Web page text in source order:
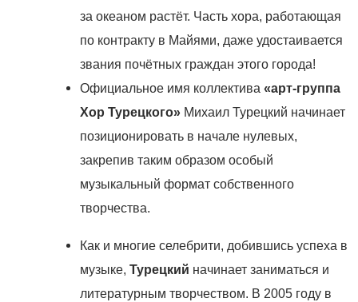
за океаном растёт. Часть хора, работающая
по контракту в Майями, даже удостаивается
звания почётных граждан этого города!
Официальное имя коллектива «арт-группа
Хор Турецкого» Михаил Турецкий начинает
позиционировать в начале нулевых,
закрепив таким образом особый
музыкальный формат собственного
творчества.
Как и многие селебрити, добившись успеха в
музыке, Турецкий начинает заниматься и
литературным творчеством. В 2005 году в